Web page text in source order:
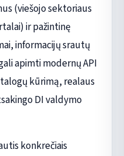
(viešojo sektoriaus
ir pažintinę
informacijų srautų
apimti modernų API
kūrimą, realaus
DI valdymo
konkrečiais